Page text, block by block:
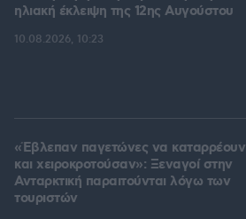
ηλιακή έκλειψη της 12ης Αυγούστου
10.08.2026, 10:23
«Έβλεπαν παγετώνες να καταρρέουν
και χειροκροτούσαν»: Ξεναγοί στην
Ανταρκτική παραιτούνται λόγω των
τουριστών